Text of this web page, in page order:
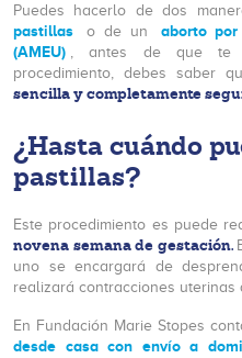
Puedes hacerlo de dos
pastillas
o de un
aborto
(AMEU) , antes de que te
procedimiento, debes saber
sencilla y completamente
¿Hasta cuándo
pastillas?
Este procedimiento es puede
novena semana de gestación.
uno se encargará de
realizará contracciones
En Fundación Marie Stopes
desde casa con envío a